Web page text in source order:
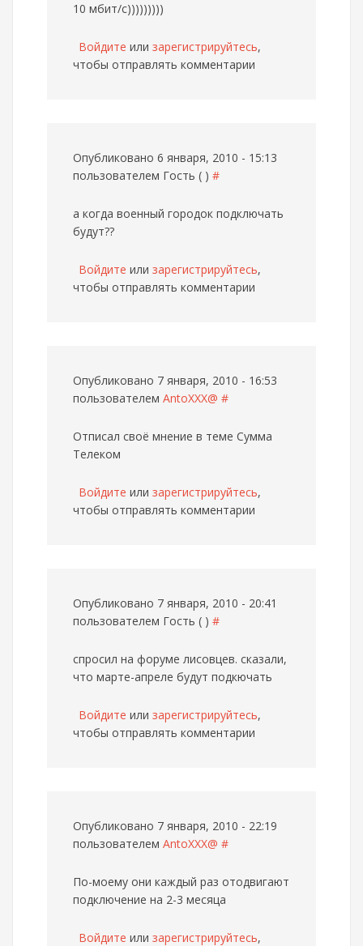
10 мбит/с)))))))))
Войдите или зарегистрируйтесь,
чтобы отправлять комментарии
Опубликовано 6 января, 2010 - 15:13
пользователем Гость ( ) #
а когда военный городок подключать
будут??
Войдите или зарегистрируйтесь,
чтобы отправлять комментарии
Опубликовано 7 января, 2010 - 16:53
пользователем AntoXXX@ #
Отписал своё мнение в теме Сумма
Телеком
Войдите или зарегистрируйтесь,
чтобы отправлять комментарии
Опубликовано 7 января, 2010 - 20:41
пользователем Гость ( ) #
спросил на форуме лисовцев. сказали,
что марте-апреле будут подкючать
Войдите или зарегистрируйтесь,
чтобы отправлять комментарии
Опубликовано 7 января, 2010 - 22:19
пользователем AntoXXX@ #
По-моему они каждый раз отодвигают
подключение на 2-3 месяца
Войдите или зарегистрируйтесь,